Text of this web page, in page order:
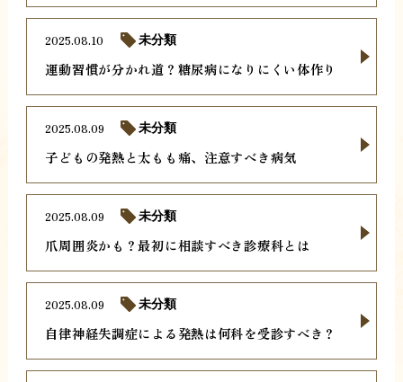
運動習慣が分かれ道？糖尿病になりにくい体作り
2025.08.10 未分類
子どもの発熱と太もも痛、注意すべき病気
2025.08.09 未分類
爪周囲炎かも？最初に相談すべき診療科とは
2025.08.09 未分類
自律神経失調症による発熱は何科を受診すべき？
2025.08.09 未分類